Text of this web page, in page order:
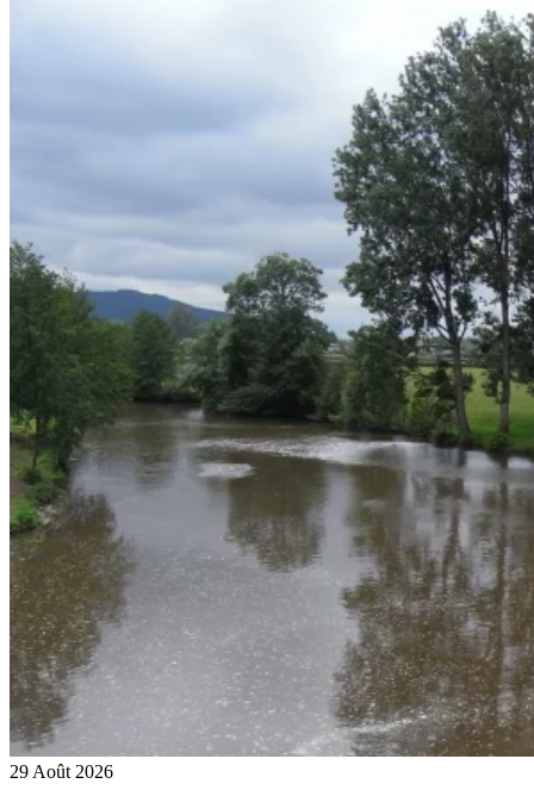
29 Août 2026